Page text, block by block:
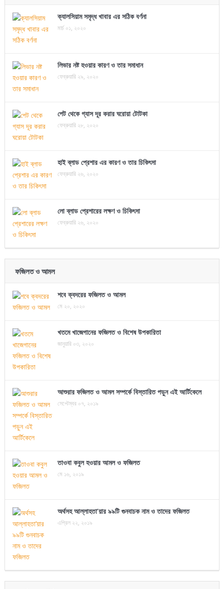
ক্যালসিয়াম সমৃদ্ধ খাবার এর সঠিক বর্ণনা
মার্চ ০১, ২০২০
লিভার নষ্ট হওয়ার কারণ ও তার সমাধান
ফেব্রুয়ারি ২৯, ২০২০
পেট থেকে গ্যাস দূর করার ঘরোয়া টোটকা
ফেব্রুয়ারি ২৮, ২০২০
হাই ব্লাড প্রেশার এর কারণ ও তার চিকিৎসা
ফেব্রুয়ারি ২৬, ২০২০
লো ব্লাড প্রেশারের লক্ষণ ও চিকিৎসা
ফেব্রুয়ারি ২৬, ২০২০
ফজিলত ও আমল
শবে ক্বদরের ফজিলত ও আমল
মে ২০, ২০২০
খতমে খাজেগানের ফজিলত ও বিশেষ উপকারিতা
জানুয়ারি ০৩, ২০২০
আশুরার ফজিলত ও আমল সম্পর্কে বিস্তারিত পড়ুন এই আর্টিকেলে
সেপ্টেম্বর ০৭, ২০১৯
তাওবা কবুল হওয়ার আমল ও ফজিলত
মে ১৬, ২০১৯
অর্থসহ আল্লাহতা’য়ার ৯৯টি গুনবাচক নাম ও তাদের ফজিলত
এপ্রিল ২২, ২০১৯